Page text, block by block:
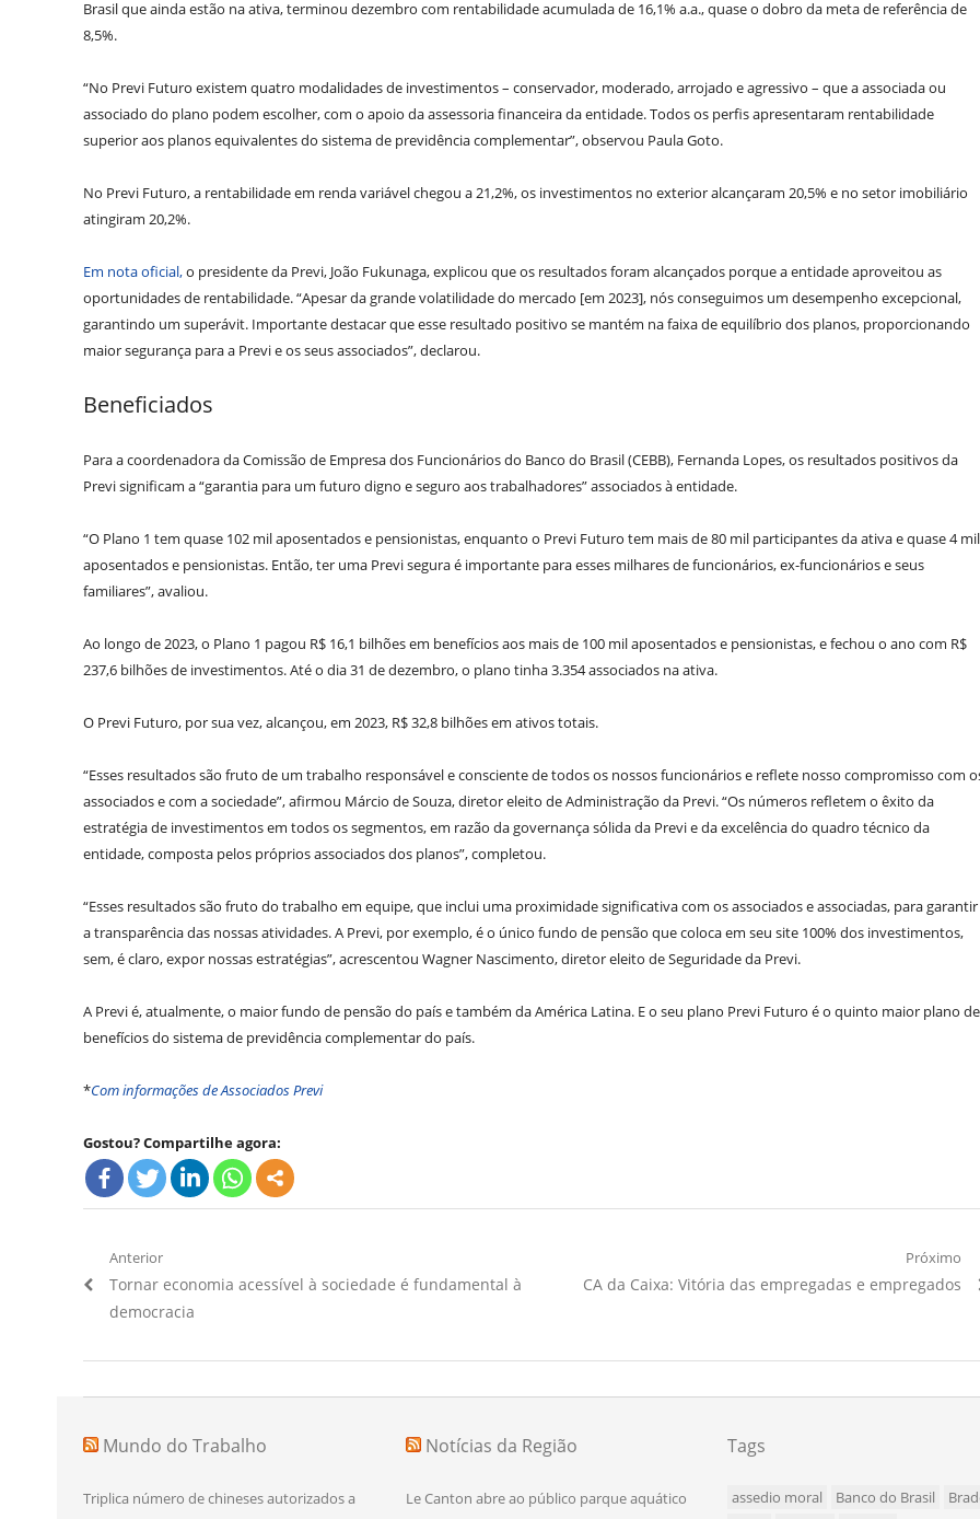
Brasil que ainda estão na ativa, terminou dezembro com rentabilidade acumulada de 16,1% a.a., quase o dobro da meta de referência de
8,5%.
“No Previ Futuro existem quatro modalidades de investimentos – conservador, moderado, arrojado e agressivo – que a associada ou
associado do plano podem escolher, com o apoio da assessoria financeira da entidade. Todos os perfis apresentaram rentabilidade
superior aos planos equivalentes do sistema de previdência complementar”, observou Paula Goto.
No Previ Futuro, a rentabilidade em renda variável chegou a 21,2%, os investimentos no exterior alcançaram 20,5% e no setor imobiliário
atingiram 20,2%.
Em nota oficial,o presidente da Previ, João Fukunaga, explicou que os resultados foram alcançados porque a entidade aproveitou as
oportunidades de rentabilidade. “Apesar da grande volatilidade do mercado [em 2023], nós conseguimos um desempenho excepcional,
garantindo um superávit. Importante destacar que esse resultado positivo se mantém na faixa de equilíbrio dos planos, proporcionando
maior segurança para a Previ e os seus associados”, declarou.
Beneficiados
Para a coordenadora da Comissão de Empresa dos Funcionários do Banco do Brasil (CEBB), Fernanda Lopes, os resultados positivos da
Previ significam a “garantia para um futuro digno e seguro aos trabalhadores” associados à entidade.
“O Plano 1 tem quase 102 mil aposentados e pensionistas, enquanto o Previ Futuro tem mais de 80 mil participantes da ativa e quase 4 mil
aposentados e pensionistas. Então, ter uma Previ segura é importante para esses milhares de funcionários, ex-funcionários e seus
familiares”, avaliou.
Ao longo de 2023, o Plano 1 pagou R$ 16,1 bilhões em benefícios aos mais de 100 mil aposentados e pensionistas, e fechou o ano com R$
237,6 bilhões de investimentos. Até o dia 31 de dezembro, o plano tinha 3.354 associados na ativa.
O Previ Futuro, por sua vez, alcançou, em 2023, R$ 32,8 bilhões em ativos totais.
“Esses resultados são fruto de um trabalho responsável e consciente de todos os nossos funcionários e reflete nosso compromisso com
associados e com a sociedade”, afirmou Márcio de Souza, diretor eleito de Administração da Previ. “Os números refletem o êxito da
estratégia de investimentos em todos os segmentos, em razão da governança sólida da Previ e da excelência do quadro técnico da
entidade, composta pelos próprios associados dos planos”, completou.
“Esses resultados são fruto do trabalho em equipe, que inclui uma proximidade significativa com os associados e associadas, para garantir
a transparência das nossas atividades. A Previ, por exemplo, é o único fundo de pensão que coloca em seu site 100% dos investimentos,
sem, é claro, expor nossas estratégias”, acrescentou Wagner Nascimento, diretor eleito de Seguridade da Previ.
A Previ é, atualmente, o maior fundo de pensão do país e também da América Latina. E o seu plano Previ Futuro é o quinto maior plano de
benefícios do sistema de previdência complementar do país.
*Com informações de Associados Previ
Gostou? Compartilhe agora:
Navegação
de
Anterior
Artigo
Anterior:
Tornar economia acessível à sociedade é fundamental à
democracia
Próximo
Próximo
CA da Caixa: Vitória das empregadas e empregados
Mundo do Trabalho
Triplica número de chineses autorizados a
Notícias da Região
Le Canton abre ao público parque aquático
Tags
assedio moral Banco do Brasil